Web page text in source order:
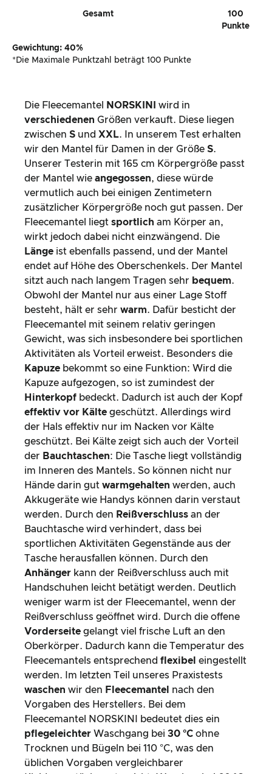
Gesamt
100
Punkte
Gewichtung: 40%
*Die Maximale Punktzahl beträgt 100 Punkte
Die Fleecemantel NORSKINI wird in
verschiedenen Größen verkauft. Diese liegen
zwischen S und XXL. In unserem Test erhalten
wir den Mantel für Damen in der Größe S.
Unserer Testerin mit 165 cm Körpergröße passt
der Mantel wie angegossen, diese würde
vermutlich auch bei einigen Zentimetern
zusätzlicher Körpergröße noch gut passen. Der
Fleecemantel liegt sportlich am Körper an,
wirkt jedoch dabei nicht einzwängend. Die
Länge ist ebenfalls passend, und der Mantel
endet auf Höhe des Oberschenkels. Der Mantel
sitzt auch nach langem Tragen sehr bequem.
Obwohl der Mantel nur aus einer Lage Stoff
besteht, hält er sehr warm. Dafür besticht der
Fleecemantel mit seinem relativ geringen
Gewicht, was sich insbesondere bei sportlichen
Aktivitäten als Vorteil erweist. Besonders die
Kapuze bekommt so eine Funktion: Wird die
Kapuze aufgezogen, so ist zumindest der
Hinterkopf bedeckt. Dadurch ist auch der Kopf
effektiv vor Kälte geschützt. Allerdings wird
der Hals effektiv nur im Nacken vor Kälte
geschützt. Bei Kälte zeigt sich auch der Vorteil
der Bauchtaschen: Die Tasche liegt vollständig
im Inneren des Mantels. So können nicht nur
Hände darin gut warmgehalten werden, auch
Akkugeräte wie Handys können darin verstaut
werden. Durch den Reißverschluss an der
Bauchtasche wird verhindert, dass bei
sportlichen Aktivitäten Gegenstände aus der
Tasche herausfallen können. Durch den
Anhänger kann der Reißverschluss auch mit
Handschuhen leicht betätigt werden. Deutlich
weniger warm ist der Fleecemantel, wenn der
Reißverschluss geöffnet wird. Durch die offene
Vorderseite gelangt viel frische Luft an den
Oberkörper. Dadurch kann die Temperatur des
Fleecemantels entsprechend flexibel eingestellt
werden. Im letzten Teil unseres Praxistests
waschen wir den Fleecemantel nach den
Vorgaben des Herstellers. Bei dem
Fleecemantel NORSKINI bedeutet dies ein
pflegeleichter Waschgang bei 30 °C ohne
Trocknen und Bügeln bei 110 °C, was den
üblichen Vorgaben vergleichbarer